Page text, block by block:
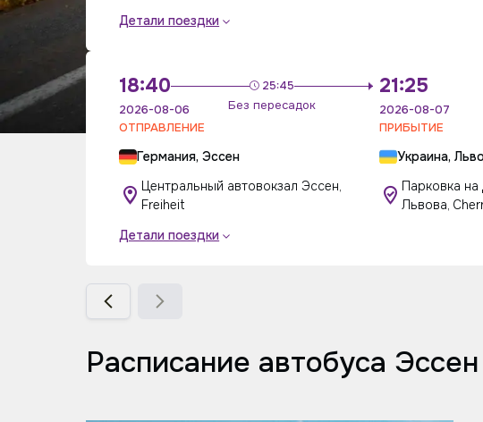
Детали поездки
18:40 25:45
Без пересадок
2026-08-06
ОТПРАВЛЕНИЕ
Германия, Эссен
Центральный автовокзал Эссен,
Freiheit
Детали поездки
21:25
2026-08-07
ПРИБЫТИЕ
Украина,
Парковка
Львова,
Расписание автобуса